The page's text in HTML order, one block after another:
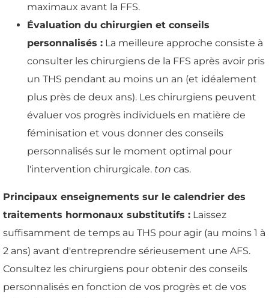
maximaux avant la FFS.
Évaluation du chirurgien et conseils
personnalisés : La meilleure approche consiste à
consulter les chirurgiens de la FFS après avoir pris
un THS pendant au moins un an (et idéalement
plus près de deux ans). Les chirurgiens peuvent
évaluer vos progrès individuels en matière de
féminisation et vous donner des conseils
personnalisés sur le moment optimal pour
l'intervention chirurgicale. ton cas.
Principaux enseignements sur le calendrier des
traitements hormonaux substitutifs : Laissez
suffisamment de temps au THS pour agir (au moins 1 à
2 ans) avant d'entreprendre sérieusement une AFS.
Consultez les chirurgiens pour obtenir des conseils
personnalisés en fonction de vos progrès et de vos